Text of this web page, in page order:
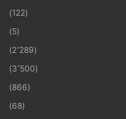
(122)
(5)
(2٬289)
(3٬500)
(866)
(68)